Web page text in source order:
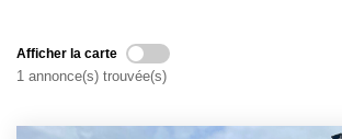
Afficher la carte
1 annonce(s) trouvée(s)